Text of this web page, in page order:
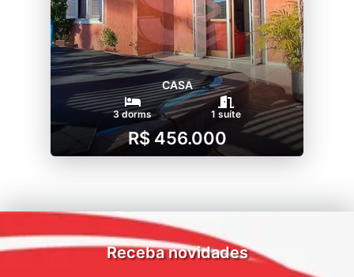
CASA
3 dorms 1 suíte
R$ 456.000
Receba novidades